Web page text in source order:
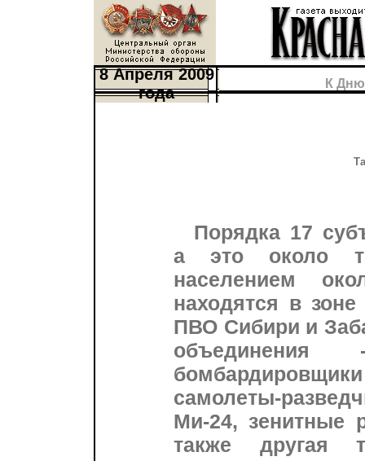
8 Апреля 2009
года
К
Порядка 17
а это около
населением
находятся в
ПВО Сибири и
объединения
самолеты-
Ми-24, зенитные
также другая